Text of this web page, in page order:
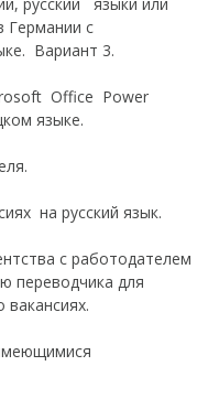
Германии с
Вариант 3.
Office Power
языке.
на русский язык.
с работодателем
переводчика для